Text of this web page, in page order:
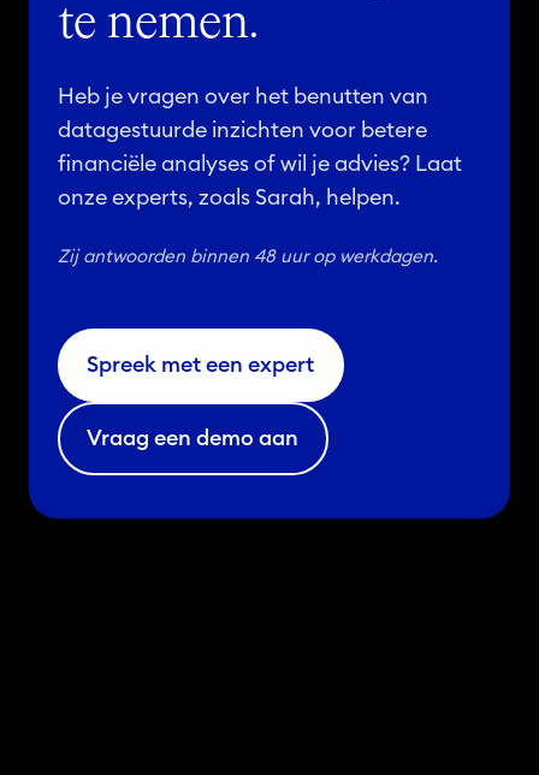
te nemen.
Heb je vragen over het benutten van
datagestuurde inzichten voor betere
financiële analyses of wil je advies? Laat
onze experts, zoals Sarah, helpen.
Zij antwoorden binnen 48 uur op werkdagen.
Spreek met een expert
Vraag een demo aan